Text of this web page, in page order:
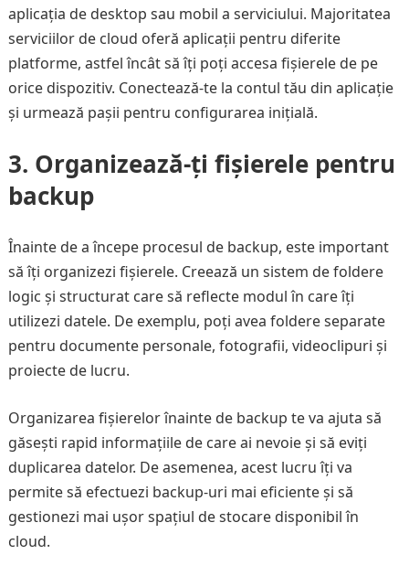
aplicația de desktop sau mobil a serviciului. Majoritatea
serviciilor de cloud oferă aplicații pentru diferite
platforme, astfel încât să îți poți accesa fișierele de pe
orice dispozitiv. Conectează-te la contul tău din aplicație
și urmează pașii pentru configurarea inițială.
3. Organizează-ți fișierele pentru
backup
Înainte de a începe procesul de backup, este important
să îți organizezi fișierele. Creează un sistem de foldere
logic și structurat care să reflecte modul în care îți
utilizezi datele. De exemplu, poți avea foldere separate
pentru documente personale, fotografii, videoclipuri și
proiecte de lucru.
Organizarea fișierelor înainte de backup te va ajuta să
găsești rapid informațiile de care ai nevoie și să eviți
duplicarea datelor. De asemenea, acest lucru îți va
permite să efectuezi backup-uri mai eficiente și să
gestionezi mai ușor spațiul de stocare disponibil în
cloud.